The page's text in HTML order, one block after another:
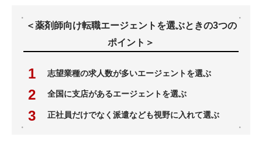
＜薬剤師向け転職エージェントを選ぶときの3つの
ポイント＞
志望業種の求人数が多いエージェントを選ぶ
全国に支店があるエージェントを選ぶ
正社員だけでなく派遣なども視野に入れて選ぶ